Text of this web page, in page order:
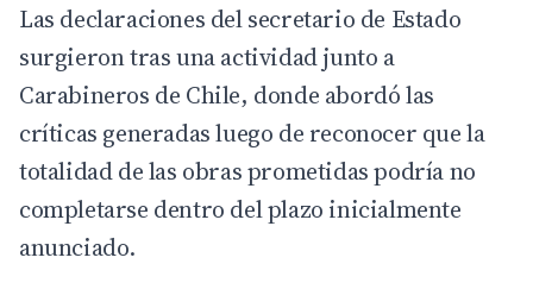
Las declaraciones del secretario de Estado
surgieron tras una actividad junto a
Carabineros de Chile, donde abordó las
críticas generadas luego de reconocer que la
totalidad de las obras prometidas podría no
completarse dentro del plazo inicialmente
anunciado.